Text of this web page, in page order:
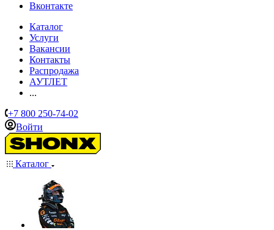
Вконтакте
Каталог
Услуги
Вакансии
Контакты
Распродажа
АУТЛЕТ
...
+7 800 250-74-02
Войти
Каталог